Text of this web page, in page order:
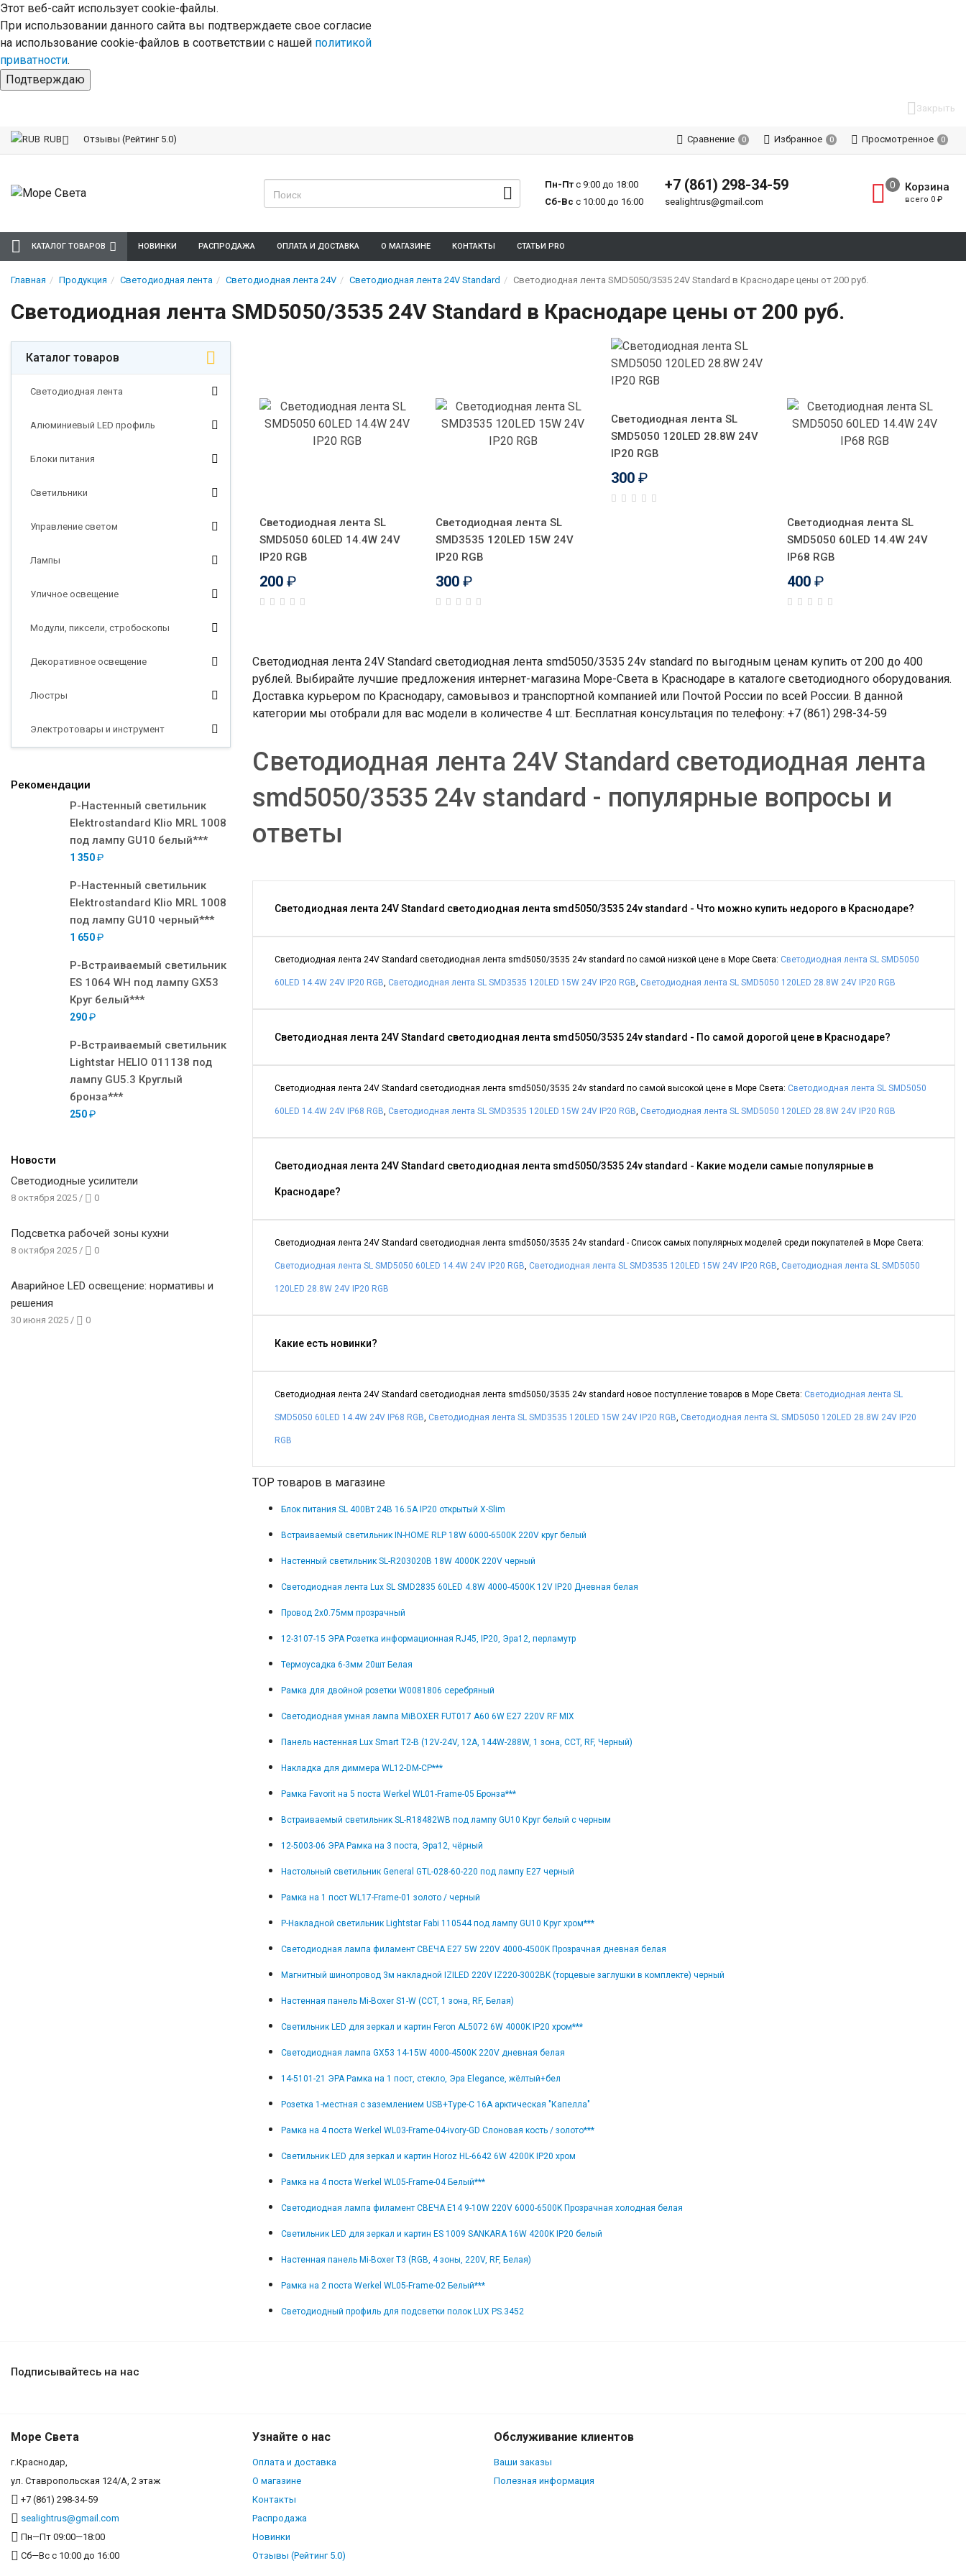
Этот веб-сайт использует cookie-файлы.
При использовании данного сайта вы подтверждаете свое согласие
на использование cookie-файлов в соответствии с нашей политикой
приватности.
Подтверждаю
Закрыть
RUB Отзывы (Рейтинг 5.0) Сравнение 0 Избранное 0 Просмотренное 0
Пн-Птс 9:00 до 18:00
Сб-Вс с 10:00 до 16:00
+7 (861) 298-34-59
sealightrus@gmail.com
Корзина
всего 0 ₽
КАТАЛОГ ТОВАРОВ НОВИНКИ РАСПРОДАЖА ОПЛАТА И ДОСТАВКА О МАГАЗИНЕ КОНТАКТЫ СТАТЬИ PRO
Главная Продукция Светодиодная лента Светодиодная лента 24V Светодиодная лента 24V Standard Светодиодная лента SMD5050/3535 24V Standard в Краснодаре цены от 200 руб.
Светодиодная лента SMD5050/3535 24V Standard в Краснодаре цены от 200 руб.
Каталог товаров
Светодиодная лента
Алюминиевый LED профиль
Блоки питания
Светильники
Управление светом
Лампы
Уличное освещение
Модули, пиксели, стробоскопы
Декоративное освещение
Люстры
Электротовары и инструмент
Рекомендации
Р-Настенный светильник
Elektrostandard Klio MRL 1008
под лампу GU10 белый***
1 350₽
Р-Настенный светильник
Elektrostandard Klio MRL 1008
под лампу GU10 черный***
1 650₽
Р-Встраиваемый светильник
ES 1064 WH под лампу GX53
Круг белый***
290₽
Р-Встраиваемый светильник
Lightstar HELIO 011138 под
лампу GU5.3 Круглый
бронза***
250₽
Новости
Светодиодные усилители
8 октября 2025 / 0
Подсветка рабочей зоны кухни
8 октября 2025 / 0
Аварийное LED освещение: нормативы и
решения
30 июня 2025 / 0
Светодиодная лента SL
SMD5050 60LED 14.4W 24V
IP20 RGB
200 ₽
Светодиодная лента SL
SMD3535 120LED 15W 24V
IP20 RGB
300 ₽
Светодиодная лента SL
SMD5050 120LED 28.8W 24V
IP20 RGB
300 ₽
Светодиодная лента SL
SMD5050 60LED 14.4W 24V
IP68 RGB
400 ₽
Светодиодная лента 24V Standard светодиодная лента smd5050/3535 24v standard по выгодным ценам купить от 200 до 400
рублей. Выбирайте лучшие предложения интернет-магазина Море-Света в Краснодаре в каталоге светодиодного оборудования.
Доставка курьером по Краснодару, самовывоз и транспортной компанией или Почтой России по всей России. В данной
категории мы отобрали для вас модели в количестве 4 шт. Бесплатная консультация по телефону: +7 (861) 298-34-59
Светодиодная лента 24V Standard светодиодная лента
smd5050/3535 24v standard - популярные вопросы и
ответы
Светодиодная лента 24V Standard светодиодная лента smd5050/3535 24v standard - Что можно купить недорого в Краснодаре?
Светодиодная лента 24V Standard светодиодная лента smd5050/3535 24v standard по самой низкой цене в Море Света: Светодиодная лента SL SMD5050
60LED 14.4W 24V IP20 RGB, Светодиодная лента SL SMD3535 120LED 15W 24V IP20 RGB, Светодиодная лента SL SMD5050 120LED 28.8W 24V IP20 RGB
Светодиодная лента 24V Standard светодиодная лента smd5050/3535 24v standard - По самой дорогой цене в Краснодаре?
Светодиодная лента 24V Standard светодиодная лента smd5050/3535 24v standard по самой высокой цене в Море Света: Светодиодная лента SL SMD5050
60LED 14.4W 24V IP68 RGB, Светодиодная лента SL SMD3535 120LED 15W 24V IP20 RGB, Светодиодная лента SL SMD5050 120LED 28.8W 24V IP20 RGB
Светодиодная лента 24V Standard светодиодная лента smd5050/3535 24v standard - Какие модели самые популярные в
Краснодаре?
Светодиодная лента 24V Standard светодиодная лента smd5050/3535 24v standard - Список самых популярных моделей среди покупателей в Море Света:
Светодиодная лента SL SMD5050 60LED 14.4W 24V IP20 RGB, Светодиодная лента SL SMD3535 120LED 15W 24V IP20 RGB, Светодиодная лента SL SMD5050
120LED 28.8W 24V IP20 RGB
Какие есть новинки?
Светодиодная лента 24V Standard светодиодная лента smd5050/3535 24v standard новое поступление товаров в Море Света: Светодиодная лента SL
SMD5050 60LED 14.4W 24V IP68 RGB, Светодиодная лента SL SMD3535 120LED 15W 24V IP20 RGB, Светодиодная лента SL SMD5050 120LED 28.8W 24V IP20
RGB
TOP товаров в магазине
Блок питания SL 400Вт 24В 16.5А IP20 открытый X-Slim
Встраиваемый светильник IN-HOME RLP 18W 6000-6500K 220V круг белый
Настенный светильник SL-R203020B 18W 4000K 220V черный
Светодиодная лента Lux SL SMD2835 60LED 4.8W 4000-4500K 12V IP20 Дневная белая
Провод 2x0.75мм прозрачный
12-3107-15 ЭРА Розетка информационная RJ45, IP20, Эра12, перламутр
Термоусадка 6-3мм 20шт Белая
Рамка для двойной розетки W0081806 серебряный
Светодиодная умная лампа MiBOXER FUT017 A60 6W E27 220V RF MIX
Панель настенная Lux Smart T2-B (12V-24V, 12A, 144W-288W, 1 зона, CCT, RF, Черный)
Накладка для диммера WL12-DM-CP***
Рамка Favorit на 5 поста Werkel WL01-Frame-05 Бронза***
Встраиваемый светильник SL-R18482WB под лампу GU10 Круг белый с черным
12-5003-06 ЭРА Рамка на 3 поста, Эра12, чёрный
Настольный светильник General GTL-028-60-220 под лампу Е27 черный
Рамка на 1 пост WL17-Frame-01 золото / черный
Р-Накладной светильник Lightstar Fabi 110544 под лампу GU10 Круг хром***
Светодиодная лампа филамент СВЕЧА E27 5W 220V 4000-4500K Прозрачная дневная белая
Магнитный шинопровод 3м накладной IZILED 220V IZ220-3002BK (торцевые заглушки в комплекте) черный
Настенная панель Mi-Boxer S1-W (CCT, 1 зона, RF, Белая)
Светильник LED для зеркал и картин Feron AL5072 6W 4000K IP20 хром***
Светодиодная лампа GX53 14-15W 4000-4500K 220V дневная белая
14-5101-21 ЭРА Рамка на 1 пост, стекло, Эра Elegance, жёлтый+бел
Розетка 1-местная с заземлением USB+Type-C 16А арктическая "Капелла"
Рамка на 4 поста Werkel WL03-Frame-04-ivory-GD Слоновая кость / золото***
Светильник LED для зеркал и картин Horoz HL-6642 6W 4200K IP20 хром
Рамка на 4 поста Werkel WL05-Frame-04 Белый***
Светодиодная лампа филамент СВЕЧА E14 9-10W 220V 6000-6500K Прозрачная холодная белая
Светильник LED для зеркал и картин ES 1009 SANKARA 16W 4200K IP20 белый
Настенная панель Mi-Boxer T3 (RGB, 4 зоны, 220V, RF, Белая)
Рамка на 2 поста Werkel WL05-Frame-02 Белый***
Светодиодный профиль для подсветки полок LUX PS.3452
Подписывайтесь на нас
Море Света
г.Краснодар,
ул. Ставропольская 124/А, 2 этаж
+7 (861) 298-34-59
sealightrus@gmail.com
Пн—Пт 09:00—18:00
Сб—Вс с 10:00 до 16:00
Узнайте о нас
Оплата и доставка
О магазине
Контакты
Распродажа
Новинки
Отзывы (Рейтинг 5.0)
Обслуживание клиентов
Ваши заказы
Полезная информация